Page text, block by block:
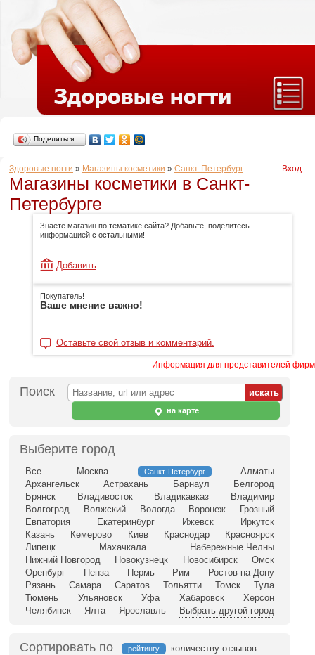
Поделиться…
Здоровые ногти » Магазины косметики » Санкт-Петербург Вход
Магазины косметики в Санкт-
Петербурге
Знаете магазин по тематике сайта? Добавьте, поделитесь
информацией с остальными!
Добавить
Покупатель!
Ваше мнение важно!
Оставьте свой отзыв и комментарий.
Информация для представителей фирм
Поиск
на карте
Выберите город
Все Москва Санкт-Петербург
Алматы
Архангельск
Астрахань Барнаул
Белгород
Брянск
Владивосток Владикавказ
Владимир
Волгоград
Волжский Вологда Воронеж
Грозный
Евпатория
Екатеринбург Ижевск
Иркутск
Казань
Кемерово Киев Краснодар
Красноярск
Липецк
Махачкала
Набережные Челны
Нижний Новгород
Новокузнецк Новосибирск
Омск
Оренбург
Пенза Пермь Рим
Ростов-на-Дону
Рязань
Самара Саратов Тольятти Томск
Тула
Тюмень
Ульяновск Уфа Хабаровск
Херсон
Челябинск
Ялта Ярославль Выбрать другой город
Сортировать по рейтингу
количеству отзывов